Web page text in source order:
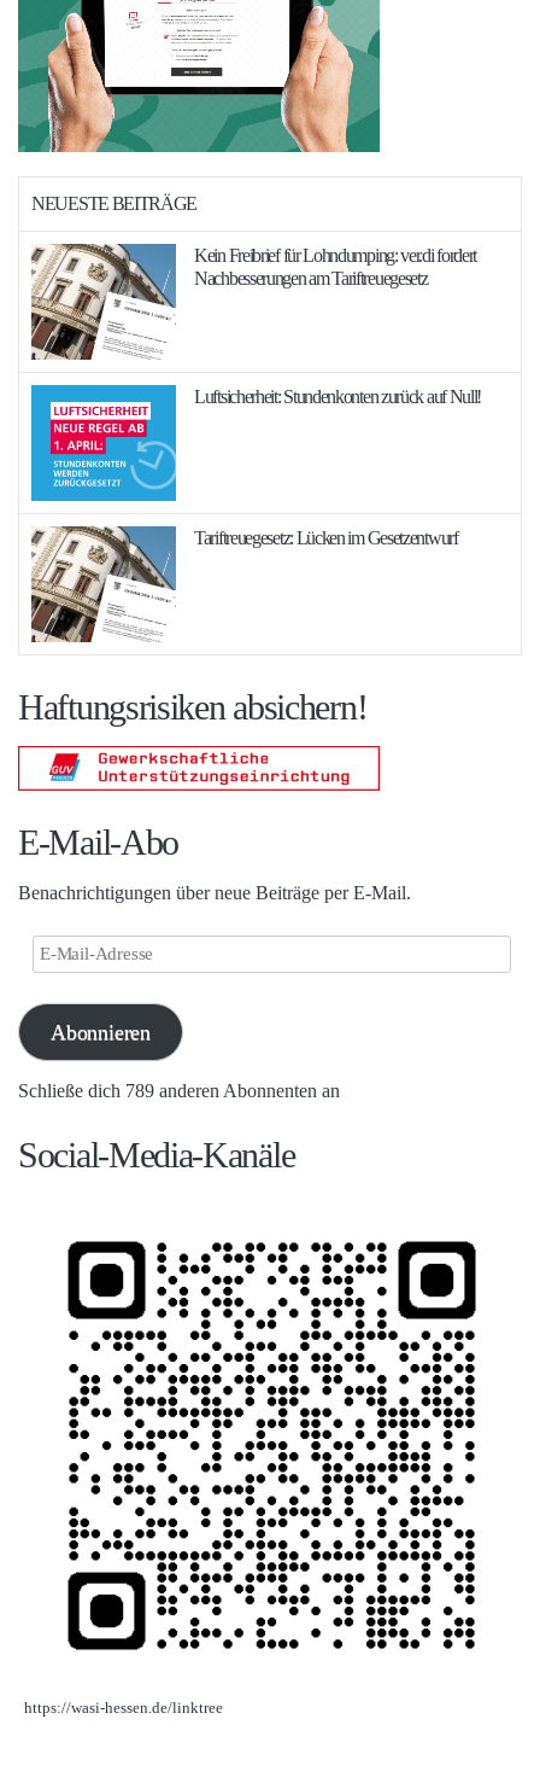
NEUESTE BEITRÄGE
Kein Freibrief für Lohndumping: ver.di fordert
Nachbesserungen am Tariftreuegesetz
Luftsicherheit: Stundenkonten zurück auf Null!
Tariftreuegesetz: Lücken im Gesetzentwurf
Haftungsrisiken absichern!
E-Mail-Abo
Benachrichtigungen über neue Beiträge per E-Mail.
E-
Mail-
Abonnieren
Schließe dich 789 anderen Abonnenten an
Social-Media-Kanäle
https://wasi-hessen.de/linktree